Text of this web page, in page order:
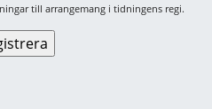
till arrangemang i tidningens regi.